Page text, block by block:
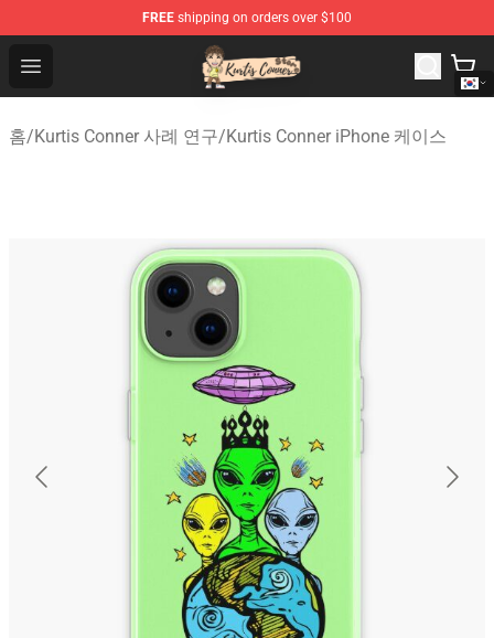
FREE shipping on orders over $100
Open menu
Kurtis Conner Store - Official Kurtis Conner Merchandise
홈/Kurtis Conner 사례 연구/Kurtis Conner iPhone 케이스